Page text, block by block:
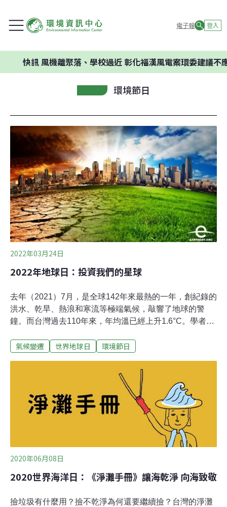
電子報 登入
風機離聚落、學校過近 彰化福漢風電案環委建議不應開發
環境節日
2022年03月24日
2022年地球日：投資我們的星球
去年（2021）7月，是全球142年來最熱的一年，創紀錄的
洪水、乾旱、熱浪和寒流等極端氣候，敲響了地球的警
鐘。而台灣過去110年來，年均溫已經上升1.6°C。學者指
日數減少，到世紀末之前，台灣就會失去冬天。面對氣候
年是地球日52週年，地球日總部（Earth Day Network）以
「投資我們的星球」（Invest in our planet）為主題，呼籲
各界採取氣候行動——企業採取永續政策與低碳轉型，政
府制定永續政策和法令，而你我更是驅動社會轉型的力
量，透過落實綠色消費，選擇對環境友善且願意展開減碳
行動的品牌，將能夠督促生產者改變對待環境的方式。投
資策略一：透過「綠色經濟」建立一個繁榮且公平的未來
企業必須立即採取行動，推動與落實ESG（環境、社會、
氣候變遷 世界地球日 環境節日
2020年06月08日
2020世界海洋日：《淨灘手冊》讓海乾淨 向海致敬
撿垃圾有什麼用？撿不乾淨為何還要繼續撿？台灣的淨灘